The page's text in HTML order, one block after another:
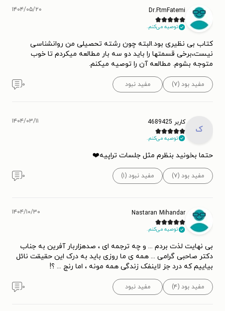
Dr.FtmFatemi
توصیه می‌کنم.
۱۴۰۴/۰۵/۲۰
کتاب بی نظیری بود.البته چون رشته تحصیلی من روانشناسی
نیست،برخی قسمتها را باید دو سه بار مطالعه میکردم تا خوب
متوجه بشوم. مطالعه آن را توصیه میکنم.
مفید بود (۷) مفید نبود ۰
ک
کاربر 4689425
توصیه می‌کنم.
۱۴۰۴/۰۳/۱۱
حتما بخونید بنظرم مثل جلسات تراپیه❤️
مفید بود (۷) مفید نبود (۱) ۰
Nastaran Mihandar
توصیه می‌کنم.
۱۴۰۴/۱۰/۳۰
بی نهایت لذت بردم ... و چه ترجمه ای ، صدهزاربار آفرین به جناب
دکتر صاحبی گرامی ... همه ی ما روزی باید به درک این حقیقت نائل
بیاییم که درد جز لاینفک زندگی همه مونه ، اما رنج ... ؟!
مفید بود (۴) مفید نبود ۰